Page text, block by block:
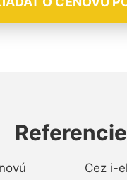
Referencie
Cez i-